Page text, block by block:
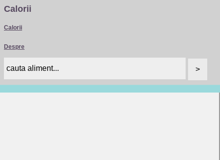
Calorii
Calorii
Despre